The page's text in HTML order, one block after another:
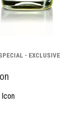
- EXCLUSIVE
Icon